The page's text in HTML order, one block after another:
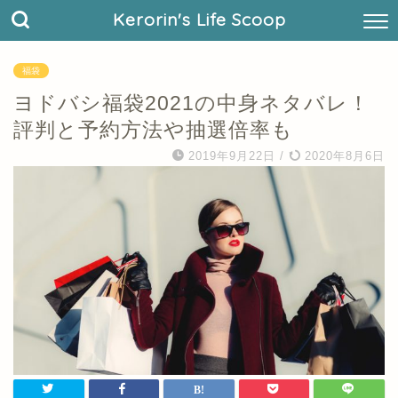
Kerorin's Life Scoop
福袋
ヨドバシ福袋2021の中身ネタバレ！
評判と予約方法や抽選倍率も
2019年9月22日 / 2020年8月6日